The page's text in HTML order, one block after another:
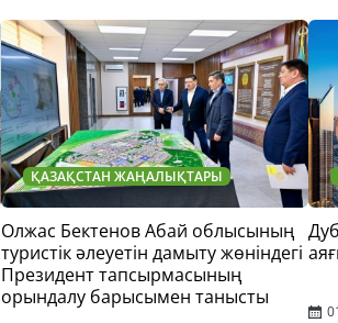
ҚАЗАҚСТАН ЖАҢАЛЫҚТАРЫ
Олжас Бектенов Абай облысының
туристік әлеуетін дамыту жөніндегі
Президент тапсырмасының
орындалу барысымен танысты